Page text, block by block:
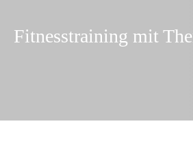
Fitnesstraining mit